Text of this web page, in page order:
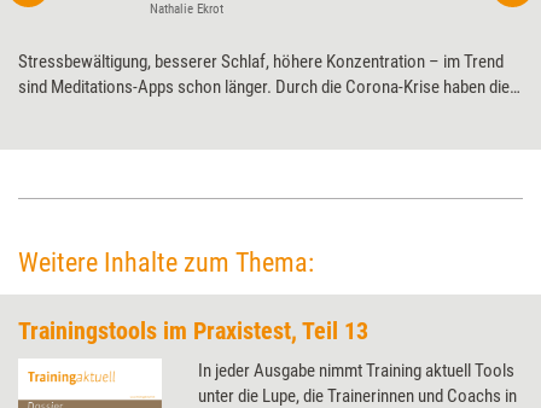
Nathalie Ekrot
Stressbewältigung, besserer Schlaf, höhere Konzentration – im Trend
sind Meditations-Apps schon länger. Durch die Corona-Krise haben die
Weitere Inhalte zum Thema:
Trainingstools im Praxistest, Teil 13
In jeder Ausgabe nimmt Training aktuell Tools
unter die Lupe, die Trainerinnen und Coachs in